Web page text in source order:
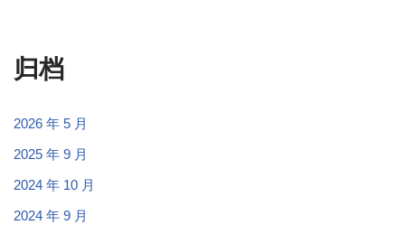
归档
2026 年 5 月
2025 年 9 月
2024 年 10 月
2024 年 9 月